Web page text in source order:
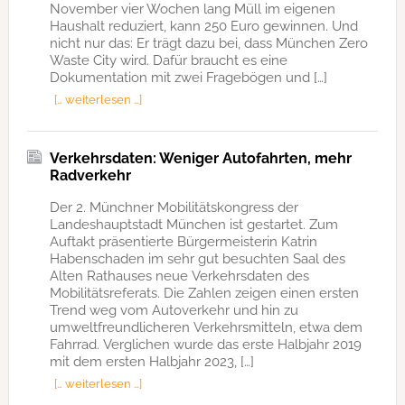
November vier Wochen lang Müll im eigenen
Haushalt reduziert, kann 250 Euro gewinnen. Und
nicht nur das: Er trägt dazu bei, dass München Zero
Waste City wird. Dafür braucht es eine
Dokumentation mit zwei Fragebögen und […]
[… weiterlesen …]
Verkehrsdaten: Weniger Autofahrten, mehr
Radverkehr
Der 2. Münchner Mobilitätskongress der
Landeshauptstadt München ist gestartet. Zum
Auftakt präsentierte Bürgermeisterin Katrin
Habenschaden im sehr gut besuchten Saal des
Alten Rathauses neue Verkehrsdaten des
Mobilitätsreferats. Die Zahlen zeigen einen ersten
Trend weg vom Autoverkehr und hin zu
umweltfreundlicheren Verkehrsmitteln, etwa dem
Fahrrad. Verglichen wurde das erste Halbjahr 2019
mit dem ersten Halbjahr 2023, […]
[… weiterlesen …]